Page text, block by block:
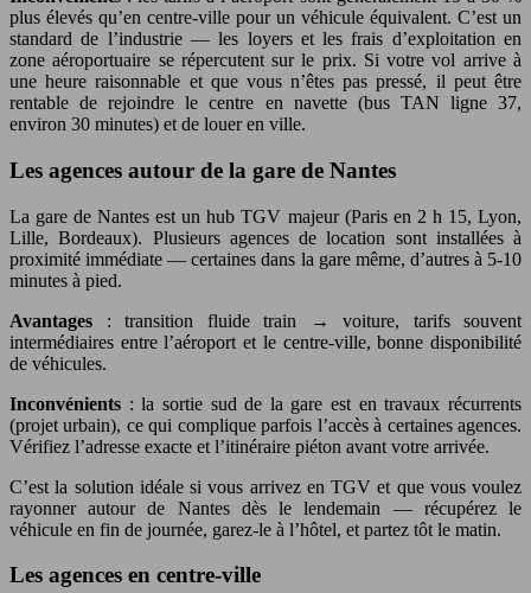
plus élevés qu’en centre-ville pour un véhicule équivalent. C’est un
standard de l’industrie — les loyers et les frais d’exploitation en
zone aéroportuaire se répercutent sur le prix. Si votre vol arrive à
une heure raisonnable et que vous n’êtes pas pressé, il peut être
rentable de rejoindre le centre en navette (bus TAN ligne 37,
environ 30 minutes) et de louer en ville.
Les agences autour de la gare de Nantes
La gare de Nantes est un hub TGV majeur (Paris en 2 h 15, Lyon,
Lille, Bordeaux). Plusieurs agences de location sont installées à
proximité immédiate — certaines dans la gare même, d’autres à 5-10
minutes à pied.
Avantages : transition fluide train → voiture, tarifs souvent
intermédiaires entre l’aéroport et le centre-ville, bonne disponibilité
de véhicules.
Inconvénients : la sortie sud de la gare est en travaux récurrents
(projet urbain), ce qui complique parfois l’accès à certaines agences.
Vérifiez l’adresse exacte et l’itinéraire piéton avant votre arrivée.
C’est la solution idéale si vous arrivez en TGV et que vous voulez
rayonner autour de Nantes dès le lendemain — récupérez le
véhicule en fin de journée, garez-le à l’hôtel, et partez tôt le matin.
Les agences en centre-ville